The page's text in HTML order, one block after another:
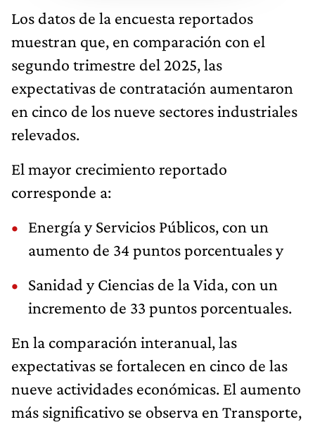
Los datos de la encuesta reportados
muestran que, en comparación con el
segundo trimestre del 2025, las
expectativas de contratación aumentaron
en cinco de los nueve sectores industriales
relevados.
El mayor crecimiento reportado
corresponde a:
Energía y Servicios Públicos, con un
aumento de 34 puntos porcentuales y
Sanidad y Ciencias de la Vida, con un
incremento de 33 puntos porcentuales.
En la comparación interanual, las
expectativas se fortalecen en cinco de las
nueve actividades económicas. El aumento
más significativo se observa en Transporte,